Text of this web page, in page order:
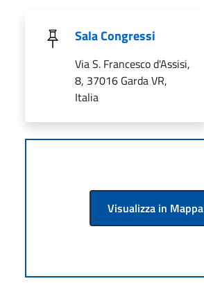
Sala Congressi
Via S. Francesco d'Assisi,
8, 37016 Garda VR,
Italia
Visualizza in Mappa